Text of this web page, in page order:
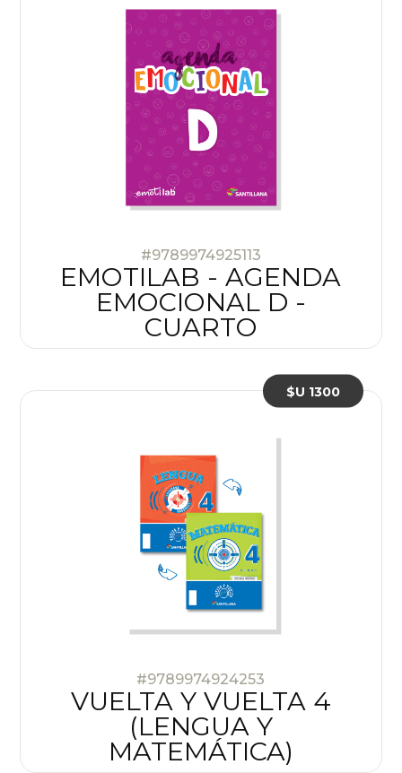
#9789974925113
EMOTILAB - AGENDA
EMOCIONAL D -
CUARTO
#9789974924253
VUELTA Y VUELTA 4
(LENGUA Y
MATEMÁTICA)
$U 1300